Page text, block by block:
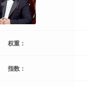
权重：
指数：